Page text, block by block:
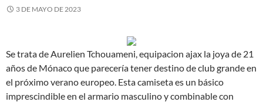
3 DE MAYO DE 2023
Se trata de Aurelien Tchouameni, equipacion ajax la joya de 21
años de Mónaco que parecería tener destino de club grande en
el próximo verano europeo. Esta camiseta es un básico
imprescindible en el armario masculino y combinable con